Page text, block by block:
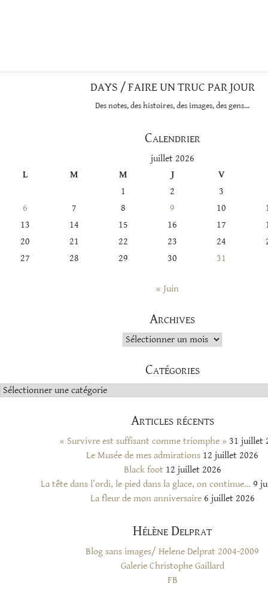
DAYS / FAIRE UN TRUC PAR JOUR
Des notes, des histoires, des images, des gens…
Calendrier
juillet 2026
L
M M J
V
1
2
3
6
7 8 9 10
13
14 15 16 17
20
21 22 23 24
27
28 29 30 31
« Juin
Archives
Archives
Catégories
Catégories
Articles récents
« Survivre est suffisant comme triomphe » 31 juillet
Le Musée de mes admirations 12 juillet 2026
Black foot 12 juillet 2026
La tête dans l’ordi, le pied dans la glace, on continue… 9
La fleur de mon anniversaire 6 juillet 2026
Hélène Delprat
Blog sans images/ Helene Delprat 2004-2009
Galerie Christophe Gaillard
FB